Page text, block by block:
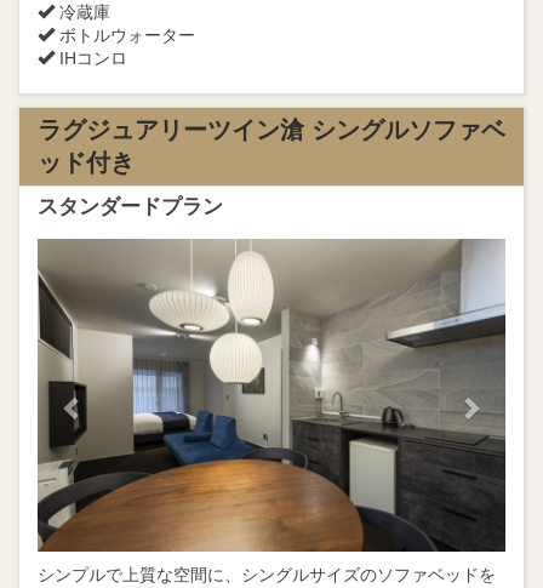
冷蔵庫
ボトルウォーター
IHコンロ
ラグジュアリーツイン滄 シングルソファベ
ッド付き
スタンダードプラン
Next
シンプルで上質な空間に、シングルサイズのソファベッドを